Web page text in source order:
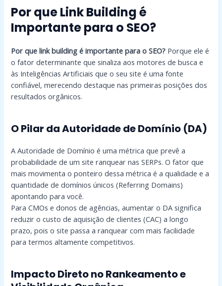
Por que Link Building é
Importante para o SEO?
Por que link building é importante para o SEO? Porque ele é
o fator determinante que sinaliza aos motores de busca e
às Inteligências Artificiais que o seu site é uma fonte
confiável, merecendo destaque nas primeiras posições dos
resultados orgânicos.
O Pilar da Autoridade de Domínio (DA)
A Autoridade de Domínio é uma métrica que prevê a
probabilidade de um site ranquear nas SERPs. O fator que
mais movimenta o ponteiro dessa métrica é a qualidade e a
quantidade de domínios únicos (Referring Domains)
apontando para você.
Para CMOs e donos de agências, aumentar o DA significa
reduzir o custo de aquisição de clientes (CAC) a longo
prazo, pois o site passa a ranquear com mais facilidade
para termos altamente competitivos.
Impacto Direto no Rankeamento e